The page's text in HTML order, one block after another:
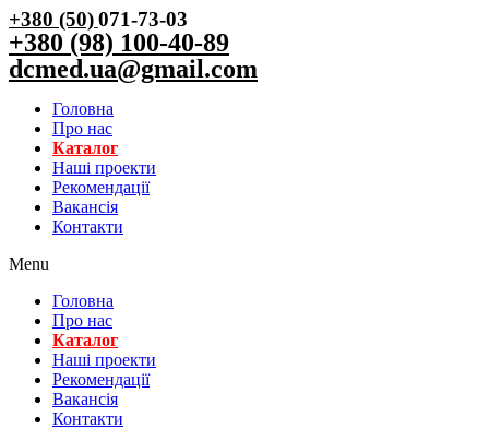
+380 (50)071-73-03
+380 (98) 100-40-89
dcmed.ua@gmail.com
Головна
Про нас
Каталог
Нашi проекти
Рекомендації
Вакансiя
Контакти
Menu
Головна
Про нас
Каталог
Нашi проекти
Рекомендації
Вакансiя
Контакти